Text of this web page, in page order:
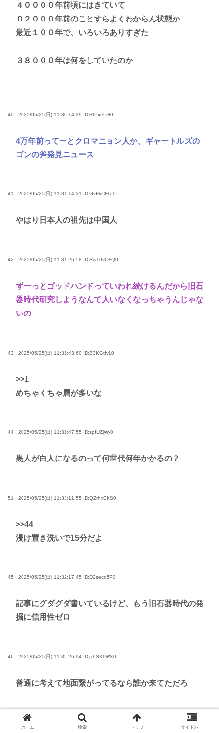
４００００年前頃にはきていて
０２０００年前のことすらよくわからん状態か
最近１００年で、いろいろありすぎた
３８０００年は何をしていたのか
40 : 2025/05/25(日) 11:30:14.39 ID:RtPxeLiH0
4万年前ってーとクロマニョン人か、ギャートルズの
ゴンの斧発見ニュース
41 : 2025/05/25(日) 11:31:14.31 ID:GvFkCFko0
やはり日本人の祖先は中国人
42 : 2025/05/25(日) 11:31:26.58 ID:Rw10vO+Q0
ずーっとゴッドハンドっていわれ続けるんだから旧石
器時代研究しようなんて人いなくなっちゃうんじゃな
いの
43 : 2025/05/25(日) 11:31:43.60 ID:B3KGtfv10
>>1
めちゃくちゃ層が多いな
44 : 2025/05/25(日) 11:31:47.55 ID:spfUZjWy0
黒人が白人になるのって何世代何年かかるの？
51 : 2025/05/25(日) 11:33:11.55 ID:QZrhxCKS0
>>44
浸け置き洗いで15分だよ
45 : 2025/05/25(日) 11:32:17.45 ID:D2secd5P0
記事にグダグダ書いているけど、もう旧石器時代の発
掘に信用性ゼロ
46 : 2025/05/25(日) 11:32:26.94 ID:jxhSK9WX0
普通に考えて地面繋がってるなら誰か来てただろ
47 : 2025/05/25(日) 11:32:30.25ID:kMSGzS460
ホーム 検索 トップ サイドバー